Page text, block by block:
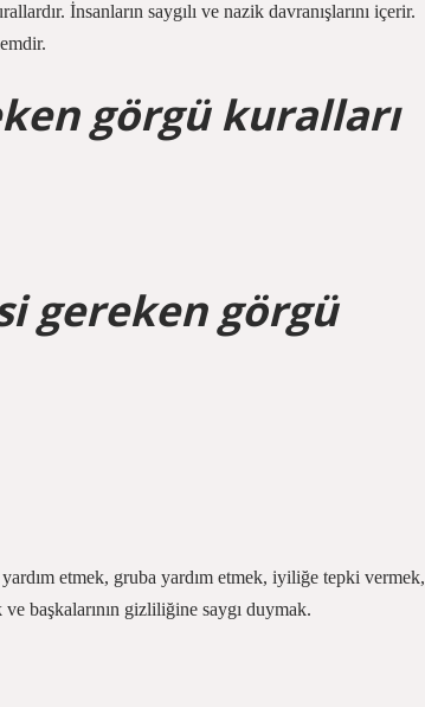
İnsanların saygılı ve nazik davranışlarını içerir.
görgü kuralları
gereken görgü
etmek, gruba yardım etmek, iyiliğe tepki vermek,
başkalarının gizliliğine saygı duymak.